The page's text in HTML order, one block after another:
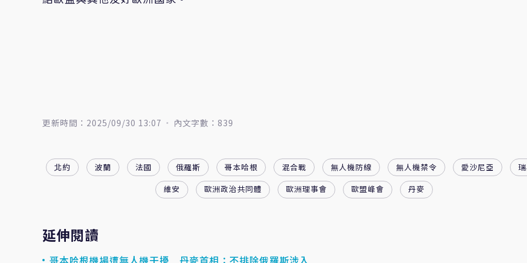
更新時間：2025/09/30 13:07 內文字數：839
北約 波蘭 法國 俄羅斯 哥本哈根 混合戰 無人機防線 無人機禁令 愛沙尼亞
維安
歐洲政治共同體 歐洲理事會 歐盟峰會 丹麥
延伸閱讀
哥本哈根機場遭無人機干擾 丹麥首相：不排除俄羅斯涉入